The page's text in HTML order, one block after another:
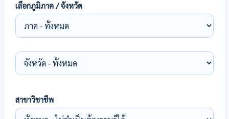
เลือกภูมิภาค / จังหวัด
สาขาวิชาชีพ